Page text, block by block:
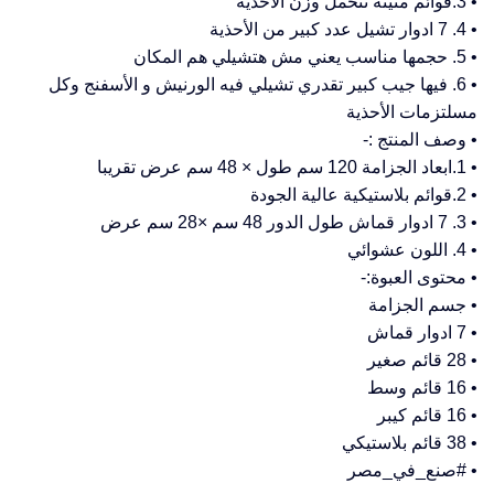
• 4. 7 ادوار تشيل عدد كبير من الأحذية
• 5. حجمها مناسب يعني مش هتشيلي هم المكان
• 6. فيها جيب كبير تقدري تشيلي فيه الورنيش و الأسفنج وكل
مسلتزمات الأحذية
• وصف المنتج :-
• 1.ابعاد الجزامة 120 سم طول × 48 سم عرض تقريبا
• 2.قوائم بلاستيكية عالية الجودة
• 3. 7 ادوار قماش طول الدور 48 سم ×28 سم عرض
• 4. اللون عشوائي
• محتوى العبوة:-
• جسم الجزامة
• 7 ادوار قماش
• 28 قائم صغير
• 16 قائم وسط
• 16 قائم كيبر
• 38 قائم بلاستيكي
• #صنع_في_مصر